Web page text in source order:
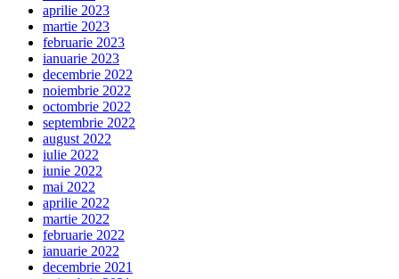
aprilie 2023
martie 2023
februarie 2023
ianuarie 2023
decembrie 2022
noiembrie 2022
octombrie 2022
septembrie 2022
august 2022
iulie 2022
iunie 2022
mai 2022
aprilie 2022
martie 2022
februarie 2022
ianuarie 2022
decembrie 2021